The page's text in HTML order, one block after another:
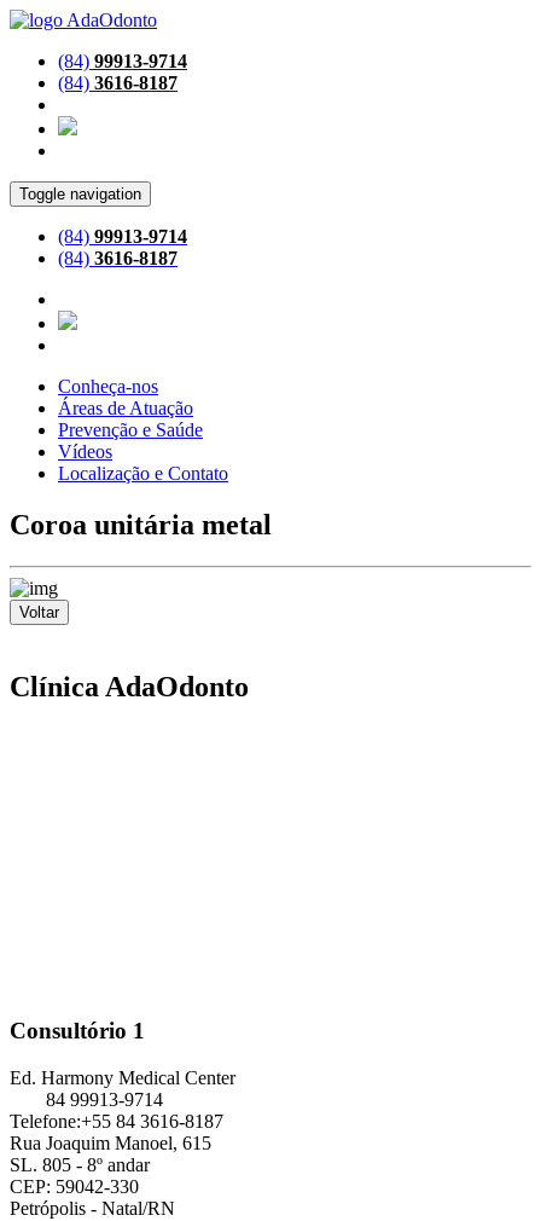
(84) 99913-9714
(84) 3616-8187
Toggle navigation
(84) 99913-9714
(84) 3616-8187
Conheça-nos
Áreas de Atuação
Prevenção e Saúde
Vídeos
Localização e Contato
Coroa unitária metal
Voltar
Clínica AdaOdonto
Consultório 1
Ed. Harmony Medical Center
84 99913-9714
Telefone:+55 84 3616-8187
Rua Joaquim Manoel, 615
SL. 805 - 8º andar
CEP: 59042-330
Petrópolis - Natal/RN